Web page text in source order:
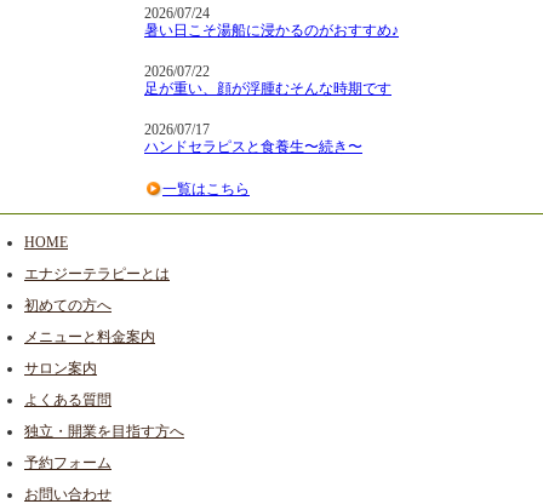
2026/07/24
暑い日こそ湯船に浸かるのがおすすめ♪
2026/07/22
足が重い、顔が浮腫むそんな時期です
2026/07/17
ハンドセラピスと食養生〜続き〜
一覧はこちら
HOME
エナジーテラピーとは
初めての方へ
メニューと料金案内
サロン案内
よくある質問
独立・開業を目指す方へ
予約フォーム
お問い合わせ